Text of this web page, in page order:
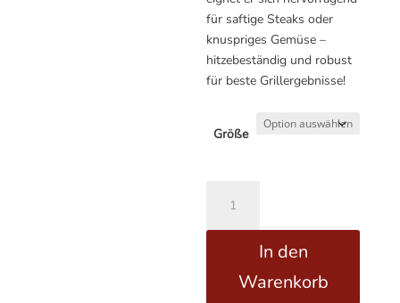
für saftige Steaks oder
knuspriges Gemüse –
hitzebeständig und robust
für beste Grillergebnisse!
Größe
Stapelrost
für
Menge
In den
Warenkorb
t
e
n